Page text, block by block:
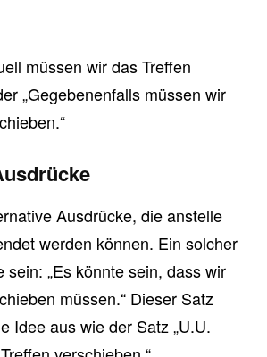
müssen wir das Treffen
„Gegebenenfalls müssen wir
Ausdrücke, die anstelle
werden können. Ein solcher
sein: „Es könnte sein, dass wir
müssen.“ Dieser Satz
Idee aus wie der Satz „U.U.